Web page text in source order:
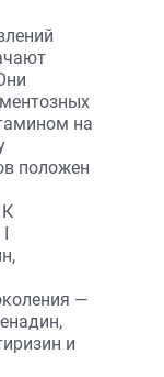
на
положен
К
—
и